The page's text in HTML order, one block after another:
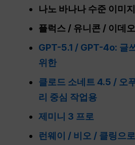
나노 바나나 수준 이미
플럭스 / 유니콘 / 이데
GPT-5.1 / GPT-4o: 글
위한
클로드 소네트 4.5 / 오
리 중심 작업용
제미니 3 프로
런웨이 / 비오 / 클링으